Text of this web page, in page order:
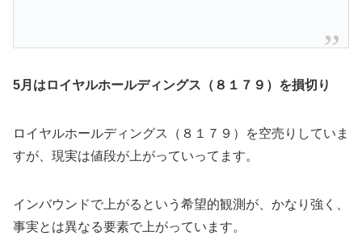
5月はロイヤルホールディングス（８１７９）を損切り
ロイヤルホールディングス（８１７９）を空売りしていま
すが、現実は値段が上がっていってます。
インバウンドで上がるという希望的観測が、かなり強く、
事実とは異なる要素で上がっています。